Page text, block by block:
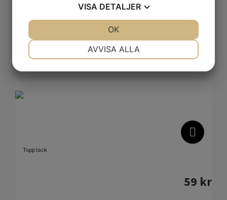
Topp lack
59 kr
VISA DETALJER
AVVISA ALLA
OK